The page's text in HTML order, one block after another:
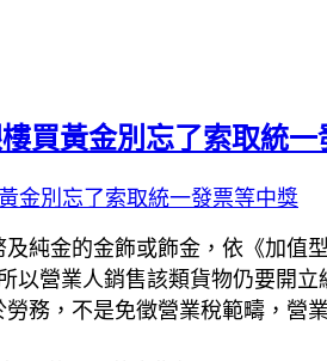
買黃金別忘了索取統
金別忘了索取統一發票等中獎
純金的金飾或飾金，依《加
以營業人銷售該類貨物仍要開立
務，不是免徵營業稅範疇，